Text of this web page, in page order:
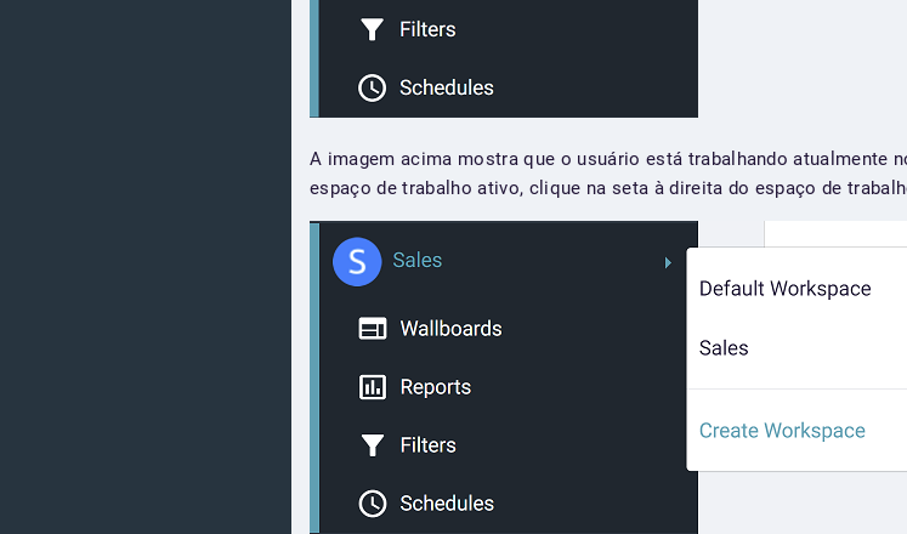
A imagem acima mostra que o usuário está trabalhando atualmente
espaço de trabalho ativo, clique na seta à direita do espaço de